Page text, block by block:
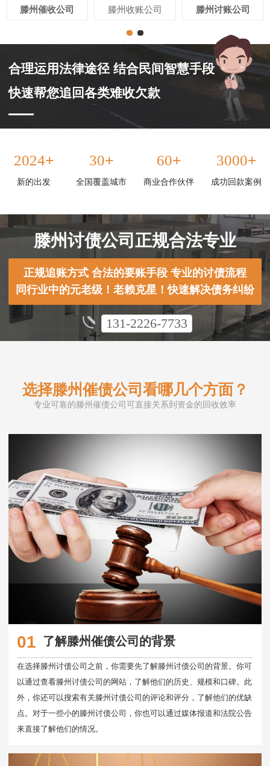
滕州催收公司 滕州收账公司 滕州讨账公司
合理运用法律途径 结合民间智慧手段
快速帮您追回各类难收欠款
2024+
新的出发
30+
全国覆盖城市
60+
商业合作伙伴
3000+
成功回款案例
滕州讨债公司正规合法专业
正规追账方式 合法的要账手段 专业的讨债流程
同行业中的元老级！老赖克星！快速解决债务纠纷
131-2226-7733
选择滕州催债公司看哪几个方面？
专业可靠的滕州催债公司可直接关系到资金的回收效率
01 了解滕州催债公司的背景
在选择滕州讨债公司之前，你需要先了解滕州讨债公司的背景。你可
以通过查看滕州讨债公司的网站，了解他们的历史、规模和口碑。此
外，你还可以搜索有关滕州讨债公司的评论和评分，了解他们的优缺
点。对于一些小的滕州讨债公司，你也可以通过媒体报道和法院公告
来直接了解他们的情况。